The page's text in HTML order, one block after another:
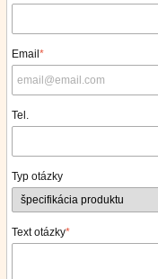
Email*
Tel.
Typ otázky
Text otázky*